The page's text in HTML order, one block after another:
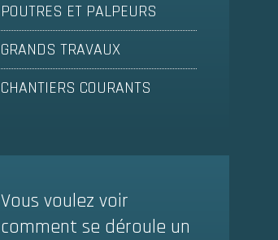
POUTRES ET PALPEURS
GRANDS TRAVAUX
CHANTIERS COURANTS
Vous voulez voir
comment se déroule un